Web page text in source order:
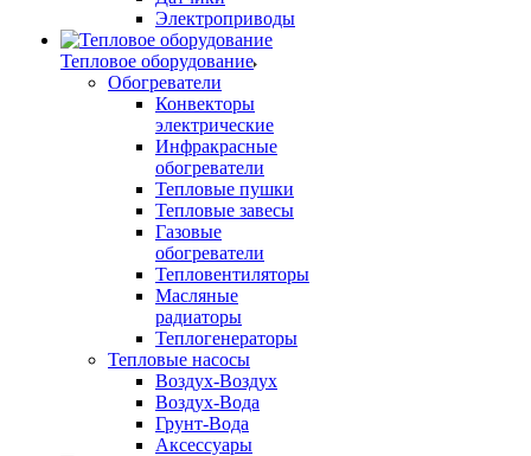
Электроприводы
Тепловое оборудование
Обогреватели
Конвекторы
электрические
Инфракрасные
обогреватели
Тепловые пушки
Тепловые завесы
Газовые
обогреватели
Тепловентиляторы
Масляные
радиаторы
Теплогенераторы
Тепловые насосы
Воздух-Воздух
Воздух-Вода
Грунт-Вода
Аксессуары